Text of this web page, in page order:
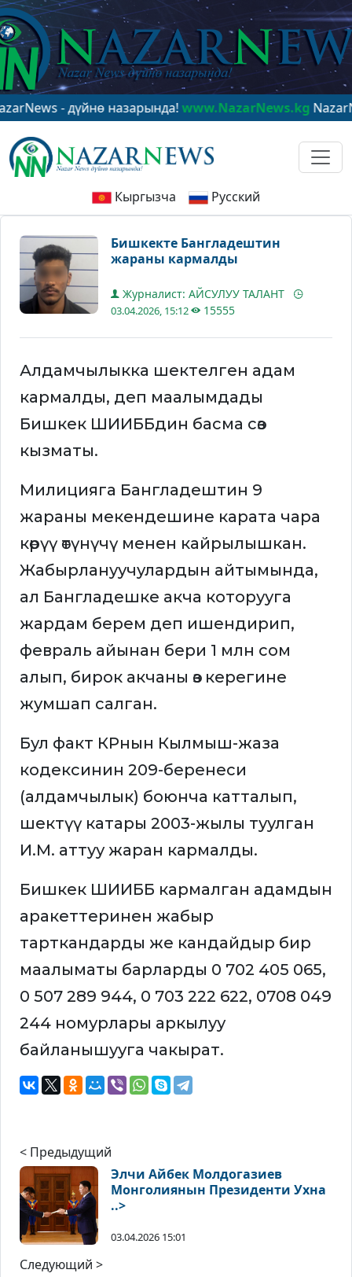
- дүйнө назарында!www.NazarNews.kgNazarNews -
Кыргызча Русский
Бишкекте Бангладештин
жараны кармалды
Журналист: АЙСУЛУУ ТАЛАНТ
03.04.2026, 15:12 15555
Алдамчылыкка шектелген адам
кармалды, деп маалымдады
Бишкек ШИИББдин басма сөз
кызматы.
Милицияга Бангладештин 9
жараны мекендешине карата чара
көрүү өтүнүчү менен кайрылышкан.
Жабырлануучулардын айтымында,
ал Бангладешке акча которууга
жардам берем деп ишендирип,
февраль айынан бери 1 млн сом
алып, бирок акчаны өз керегине
жумшап салган.
Бул факт КРнын Кылмыш-жаза
кодексинин 209-беренеси
(алдамчылык) боюнча катталып,
шектүү катары 2003-жылы туулган
И.М. аттуу жаран кармалды.
Бишкек ШИИББ кармалган адамдын
аракеттеринен жабыр
тарткандарды же кандайдыр бир
маалыматы барларды 0 702 405 065,
0 507 289 944, 0 703 222 622, 0708 049
244 номурлары аркылуу
байланышууга чакырат.
< Предыдущий
Элчи Айбек Молдогазиев
Монголиянын Президенти Ухна
..>
03.04.2026 15:01
Следующий >